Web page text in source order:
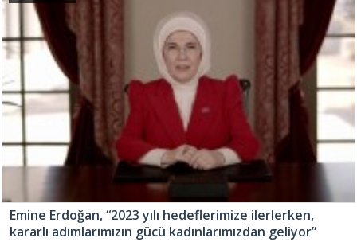
Emine Erdoğan, “2023 yılı hedeflerimize ilerlerken,
kararlı adımlarımızın gücü kadınlarımızdan geliyor”